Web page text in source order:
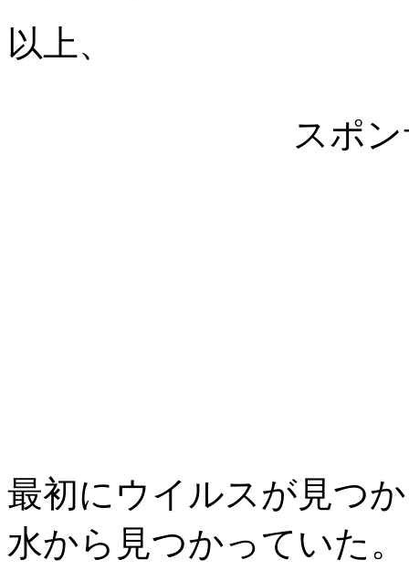
以上、
スポ
最初にウイルスが見つ
水から見つかっていた。